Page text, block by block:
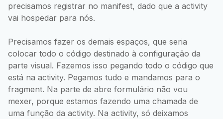
precisamos registrar no manifest, dado que a activity
vai hospedar para nós.
Precisamos fazer os demais espaços, que seria
colocar todo o código destinado à configuração da
parte visual. Fazemos isso pegando todo o código que
está na activity. Pegamos tudo e mandamos para o
fragment. Na parte de abre formulário não vou
mexer, porque estamos fazendo uma chamada de
uma função da activity. Na activity, só deixamos